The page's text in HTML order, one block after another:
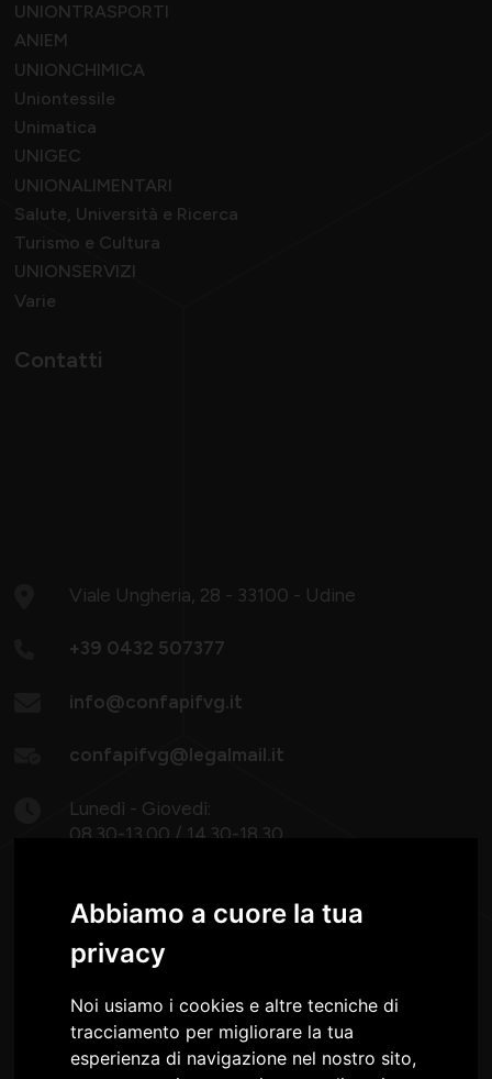
Abbiamo a cuore la tua
privacy
Noi usiamo i cookies e altre tecniche di
tracciamento per migliorare la tua
esperienza di navigazione nel nostro sito,
UNIONTRASPORTI
ANIEM
UNIONCHIMICA
Uniontessile
Unimatica
UNIGEC
UNIONALIMENTARI
Salute, Università e Ricerca
Turismo e Cultura
UNIONSERVIZI
Varie
Contatti
Viale Ungheria, 28 - 33100 - Udine
+39 0432 507377
info@confapifvg.it
confapifvg@legalmail.it
Lunedì - Giovedì:
08.30-13.00 / 14.30-18.30
Confapi FVG è nel Consiglio e nella Giunta della